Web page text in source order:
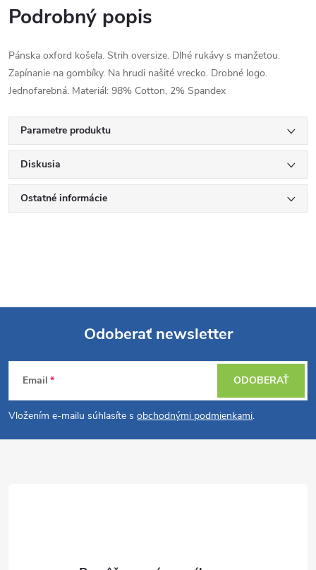
Podrobný popis
Pánska oxford košeľa. Strih oversize. Dlhé rukávy s manžetou.
Zapínanie na gombíky. Na hrudi našité vrecko. Drobné logo.
Jednofarebná. Materiál: 98% Cotton, 2% Spandex
Parametre produktu
Diskusia
Ostatné informácie
Z
á
p
Odoberať newsletter
Email
Vložením e-mailu súhlasíte s obchodnými podmienkami.
ODOBERAŤ